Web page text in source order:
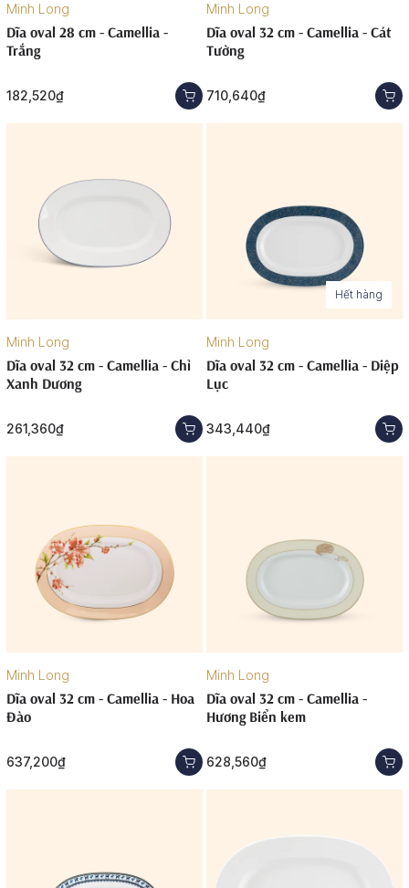
Minh Long
Dĩa oval 28 cm - Camellia -
Trắng
182,520₫
Minh Long
Dĩa oval 32 cm - Camellia - Cát
Tường
710,640₫
Minh Long
Dĩa oval 32 cm - Camellia - Chỉ
Xanh Dương
261,360₫
Hết hàng
Minh Long
Dĩa oval 32 cm - Camellia - Diệp
Lục
343,440₫
Minh Long
Dĩa oval 32 cm - Camellia - Hoa
Đào
637,200₫
Minh Long
Dĩa oval 32 cm - Camellia -
Hương Biển kem
628,560₫